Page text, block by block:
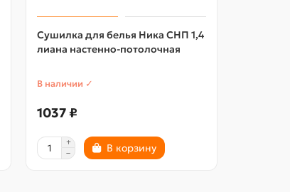
Сушилка для белья Ника СНП 1,4
лиана настенно-потолочная
В наличии ✓
1037 ₽
В корзину